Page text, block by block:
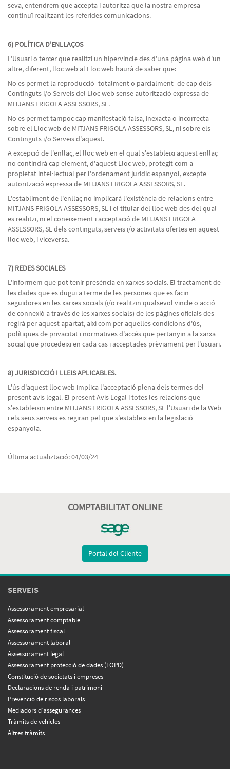
seva, entendrem que accepta i autoritza que la nostra empresa
continuï realitzant les referides comunicacions.
6) POLÍTICA D'ENLLAÇOS
L'Usuari o tercer que realitzi un hipervincle des d'una pàgina web d'un
altre, diferent, lloc web al Lloc web haurà de saber que:
No es permet la reproducció -totalment o parcialment- de cap dels
Continguts i/o Serveis del Lloc web sense autorització expressa de
MITJANS FRIGOLA ASSESSORS, SL.
No es permet tampoc cap manifestació falsa, inexacta o incorrecta
sobre el Lloc web de MITJANS FRIGOLA ASSESSORS, SL, ni sobre els
Continguts i/o Serveis d'aquest.
A excepció de l'enllaç, el lloc web en el qual s'estableixi aquest enllaç
no contindrà cap element, d'aquest Lloc web, protegit com a
propietat intel·lectual per l'ordenament jurídic espanyol, excepte
autorització expressa de MITJANS FRIGOLA ASSESSORS, SL.
L'establiment de l'enllaç no implicarà l'existència de relacions entre
MITJANS FRIGOLA ASSESSORS, SL i el titular del lloc web des del qual
es realitzi, ni el coneixement i acceptació de MITJANS FRIGOLA
ASSESSORS, SL dels continguts, serveis i/o activitats ofertes en aquest
lloc web, i viceversa.
7) REDES SOCIALES
L'informem que pot tenir presència en xarxes socials. El tractament de
les dades que es dugui a terme de les persones que es facin
seguidores en les xarxes socials (i/o realitzin qualsevol vincle o acció
de connexió a través de les xarxes socials) de les pàgines oficials des
regirà per aquest apartat, així com per aquelles condicions d'ús,
polítiques de privacitat i normatives d'accés que pertanyin a la xarxa
social que procedeixi en cada cas i acceptades prèviament per l'usuari.
8) JURISDICCIÓ I LLEIS APLICABLES.
L'ús d'aquest lloc web implica l'acceptació plena dels termes del
present avís legal. El present Avís Legal i totes les relacions que
s'estableixin entre MITJANS FRIGOLA ASSESSORS, SL l'Usuari de la Web
i els seus serveis es regiran pel que s'estableix en la legislació
espanyola.
Última actualiztació: 04/03/24
COMPTABILITAT ONLINE
Portal del Cliente
SERVEIS
Assessorament empresarial
Assessorament comptable
Assessorament fiscal
Assessorament laboral
Assessorament legal
Assessorament protecció de dades (LOPD)
Constitució de societats i empreses
Declaracions de renda i patrimoni
Prevenció de riscos laborals
Mediadors d’assegurances
Tràmits de vehicles
Altres tràmits